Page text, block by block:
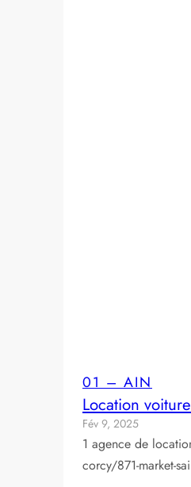
01 – AIN
Location
Fév 9, 2025
1 agence de
corcy/871-market-